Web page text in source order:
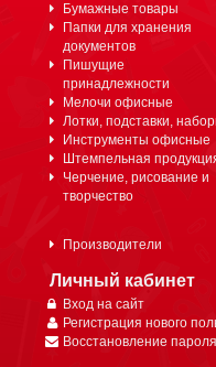
Бумажные товары
Папки для хранения
документов
Пишущие
принадлежности
Мелочи офисные
Лотки, подставки,
Инструменты офисные
Штемпельная
Черчение, рисование и
творчество
Производители
Личный кабинет
Вход на сайт
Регистрация нового
Восстановление пароля